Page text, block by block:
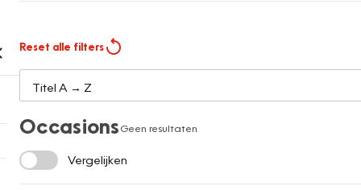
Reset alle filters
OccasionsGeen resultaten
Vergelijken